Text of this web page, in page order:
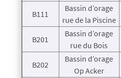
B111
Bassin d’orage
rue de la Piscine
B201
Bassin d’orage
rue du Bois
B202
Bassin d’orage
Op Acker